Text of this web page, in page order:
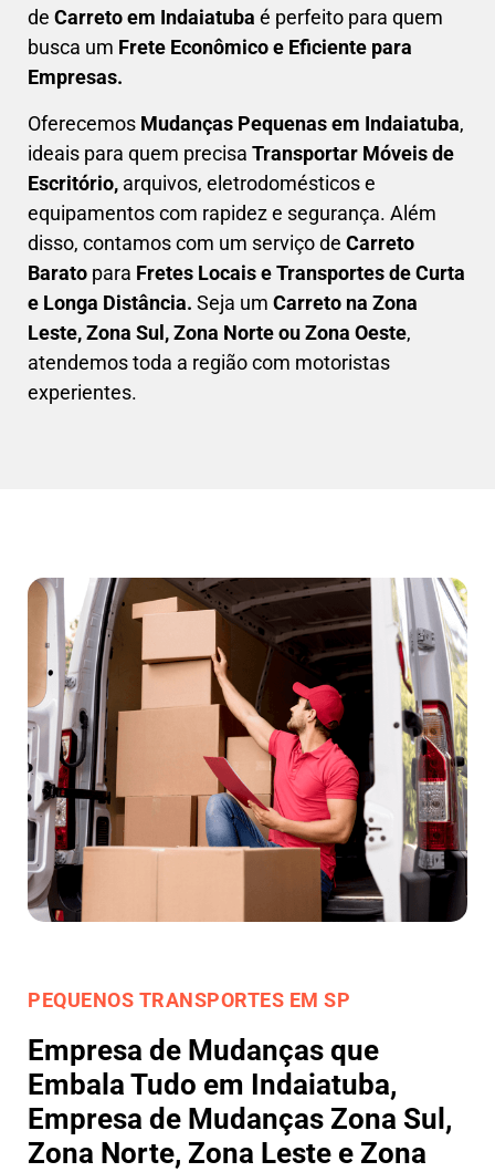
de Carreto em Indaiatuba é perfeito para quem
busca um Frete Econômico e Eficiente para
Empresas.
Oferecemos Mudanças Pequenas em Indaiatuba,
ideais para quem precisa Transportar Móveis de
Escritório, arquivos, eletrodomésticos e
equipamentos com rapidez e segurança. Além
disso, contamos com um serviço de Carreto
Barato para Fretes Locais e Transportes de Curta
e Longa Distância. Seja um Carreto na Zona
Leste, Zona Sul, Zona Norte ou Zona Oeste,
atendemos toda a região com motoristas
experientes.
PEQUENOS TRANSPORTES EM SP
Empresa de Mudanças que
Embala Tudo em Indaiatuba,
Empresa de Mudanças Zona Sul,
Zona Norte, Zona Leste e Zona